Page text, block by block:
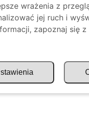
wrażenia z
jej ruch i
zapoznaj się